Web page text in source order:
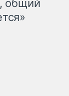
общий